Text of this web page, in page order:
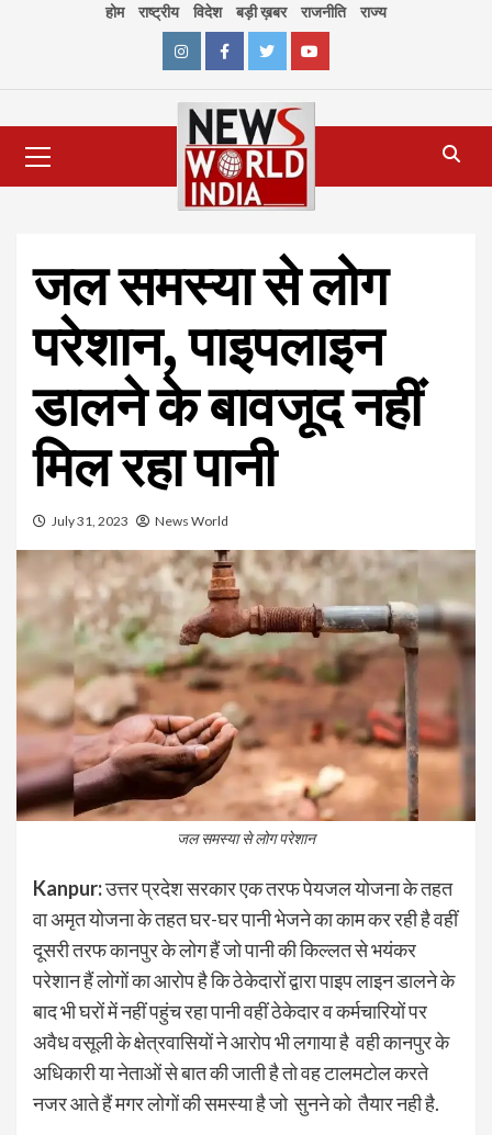
होम राष्ट्रीय विदेश बड़ी ख़बर राजनीति राज्य
InstagramFacebookTwitterYoutube
Menu
जल समस्या से लोग
परेशान, पाइपलाइन
डालने के बावजूद नहीं
मिल रहा पानी
July 31, 2023 News World
जल समस्या से लोग परेशान
Kanpur:उत्तर प्रदेश सरकार एक तरफ पेयजल योजना के तहत
वा अमृत योजना के तहत घर-घर पानी भेजने का काम कर रही है वहीं
दूसरी तरफ कानपुर के लोग हैं जो पानी की किल्लत से भयंकर
परेशान हैं लोगों का आरोप है कि ठेकेदारों द्वारा पाइप लाइन डालने के
बाद भी घरों में नहीं पहुंच रहा पानी वहीं ठेकेदार व कर्मचारियों पर
अवैध वसूली के क्षेत्रवासियों ने आरोप भी लगाया है वही कानपुर के
अधिकारी या नेताओं से बात की जाती है तो वह टालमटोल करते
नजर आते हैं मगर लोगों की समस्या है जो सुनने को तैयार नही है.